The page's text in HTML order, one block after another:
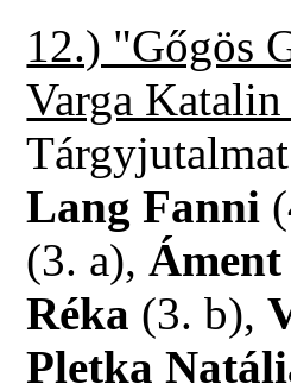
12.) "Gőgös
Varga
Lang Fanni
(3. a),
Réka (3. b),
Pletka